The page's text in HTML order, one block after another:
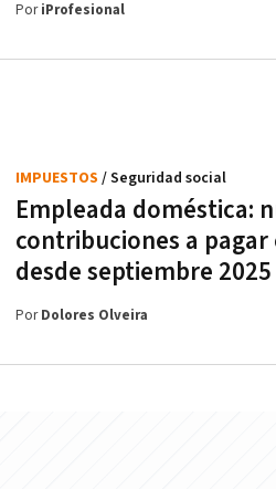
PoriProfesional
Empleada doméstica:
contribuciones a
desde septiembre 2025
IMPUESTOS / Seguridad social
PorDolores Olveira